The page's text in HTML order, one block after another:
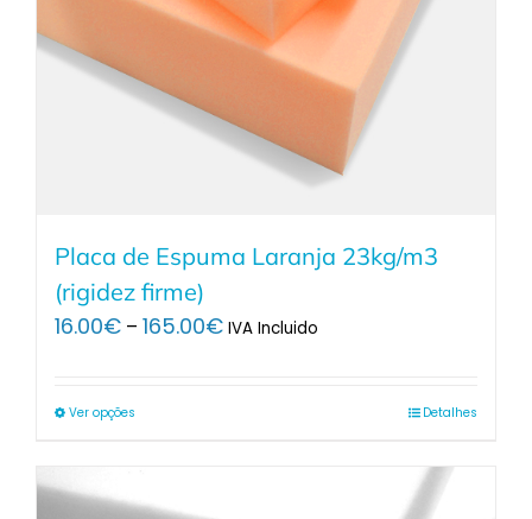
Placa de Espuma Laranja 23kg/m3
(rigidez firme)
16.00€ – 165.00€Price
IVA Incluido
Ver opções Detalhes